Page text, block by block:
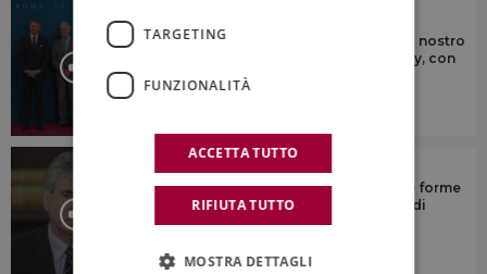
“Dobbiamo continuare a fare bene al nostro
mestiere, e a fare bene al made in Italy, con
“Il turismo del vino e del cibo sono le forme
di turismo che hanno più potenziale di
crescita”
TARGETING
FUNZIONALITÀ
ACCETTA TUTTO
RIFIUTA TUTTO
MOSTRA DETTAGLI